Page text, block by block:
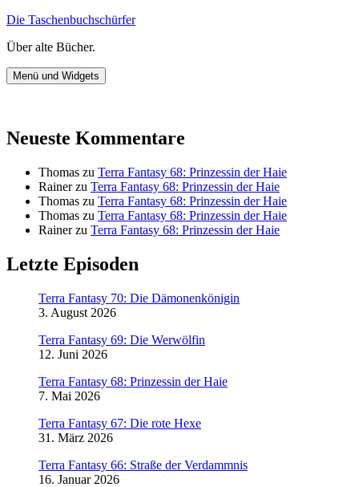
Zum
springen
Die Taschenbuchschürfer
Über alte Bücher.
Menü und Widgets
Neueste Kommentare
Thomas zu Terra Fantasy 68: Prinzessin der Haie
Rainerzu Terra Fantasy 68: Prinzessin der Haie
Thomas zu Terra Fantasy 68: Prinzessin der Haie
Thomas zu Terra Fantasy 68: Prinzessin der Haie
Rainerzu Terra Fantasy 68: Prinzessin der Haie
Letzte Episoden
Terra Fantasy 70: Die Dämonenkönigin
3. August 2026
Terra Fantasy 69: Die Werwölfin
12. Juni 2026
Terra Fantasy 68: Prinzessin der Haie
7. Mai 2026
Terra Fantasy 67: Die rote Hexe
31. März 2026
Terra Fantasy 66: Straße der Verdammnis
16. Januar 2026